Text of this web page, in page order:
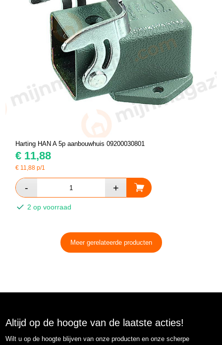
Harting HAN A 5p aanbouwhuis 09200030801
€ 11,88
€ 11,88 p/1
2 op voorraad
Meer gerelateerde producten
Altijd op de hoogte van de laatste acties!
Wilt u op de hoogte blijven van onze producten en onze scherpe